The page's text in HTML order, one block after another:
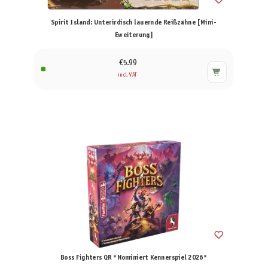
Spirit Island: Unterirdisch lauernde Reißzähne [Mini-
Eweiterung]
€5.99
incl. VAT
Boss Fighters QR *Nominiert Kennerspiel 2026*